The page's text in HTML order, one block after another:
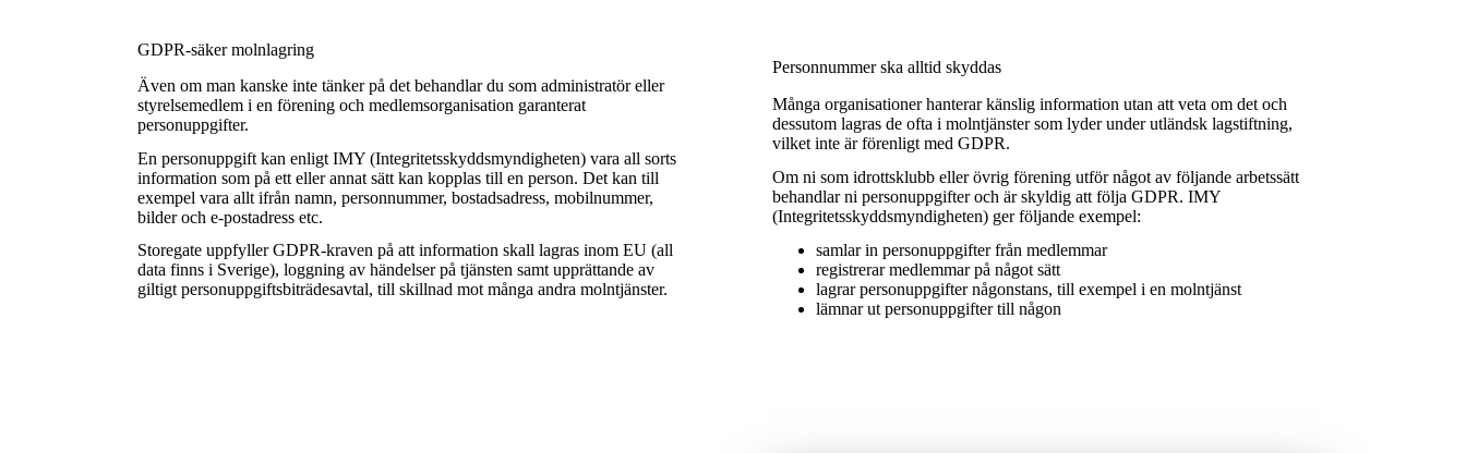
GDPR-säker molnlagring
Även om man kanske inte tänker på det behandlar du som administratör eller
styrelsemedlem i en förening och medlemsorganisation garanterat
personuppgifter.
En personuppgift kan enligt IMY (Integritetsskyddsmyndigheten) vara all sorts
information som på ett eller annat sätt kan kopplas till en person. Det kan till
exempel vara allt ifrån namn, personnummer, bostadsadress, mobilnummer,
bilder och e-postadress etc.
Storegate uppfyller GDPR-kraven på att information skall lagras inom EU (all
data finns i Sverige), loggning av händelser på tjänsten samt upprättande av
giltigt personuppgiftsbiträdesavtal, till skillnad mot många andra molntjänster.
Personnummer ska alltid skyddas
Många organisationer hanterar känslig information utan att veta om det och
dessutom lagras de ofta i molntjänster som lyder under utländsk lagstiftning,
vilket inte är förenligt med GDPR.
Om ni som idrottsklubb eller övrig förening utför något av följande arbetssätt
behandlar ni personuppgifter och är skyldig att följa GDPR. IMY
(Integritetsskyddsmyndigheten) ger följande exempel:
samlar in personuppgifter från medlemmar
registrerar medlemmar på något sätt
lagrar personuppgifter någonstans, till exempel i en molntjänst
lämnar ut personuppgifter till någon